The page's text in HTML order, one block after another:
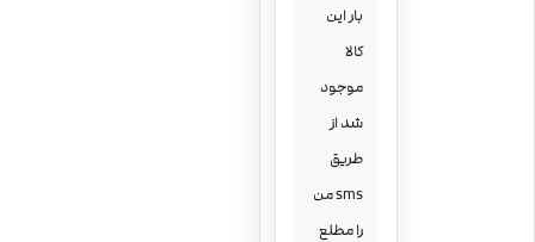
بار این
کالا
موجود
شد از
طریق
sms من
را مطلع